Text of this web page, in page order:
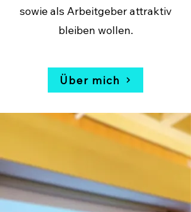
sowie als Arbeitgeber attraktiv
bleiben wollen.
Über mich